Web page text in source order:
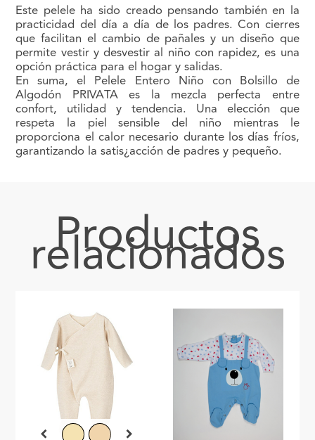
Este pelele ha sido creado pensando también en la
practicidad del día a día de los padres. Con cierres
que facilitan el cambio de pañales y un diseño que
permite vestir y desvestir al niño con rapidez, es una
opción práctica para el hogar y salidas.
En suma, el Pelele Entero Niño con Bolsillo de
Algodón PRIVATA es la mezcla perfecta entre
confort, utilidad y tendencia. Una elección que
respeta la piel sensible del niño mientras le
proporciona el calor necesario durante los días fríos,
garantizando la satis¿acción de padres y pequeño.
Productos
relacionados